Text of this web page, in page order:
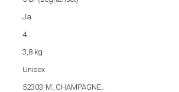
Ja
4
3,8 kg
Unisex
52303-M_CHAMPAGNE_